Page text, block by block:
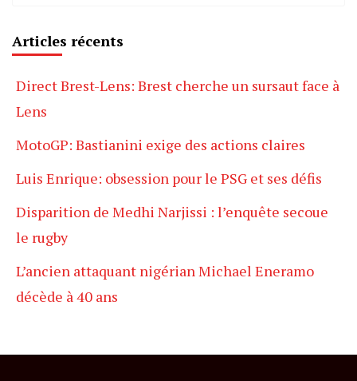
Articles récents
Direct Brest-Lens: Brest cherche un sursaut face à
Lens
MotoGP: Bastianini exige des actions claires
Luis Enrique: obsession pour le PSG et ses défis
Disparition de Medhi Narjissi : l’enquête secoue
le rugby
L’ancien attaquant nigérian Michael Eneramo
décède à 40 ans